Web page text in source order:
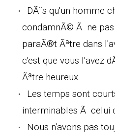
DÃ¨s qu'un homme
condamnÃ© Ã ne pas
paraÃ®t Ãªtre dans
c'est que vous l'avez
Ãªtre heureux.
Les temps sont
interminables Ã celui
Nous n'avons pas